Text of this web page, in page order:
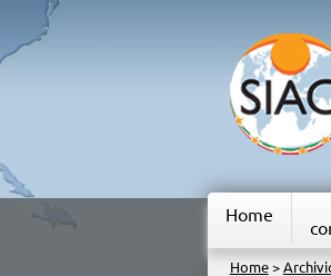
Home
Home>